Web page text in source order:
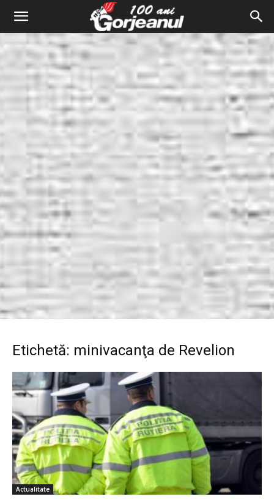
Etichetă: minivacanţa de Revelion
Actualitate